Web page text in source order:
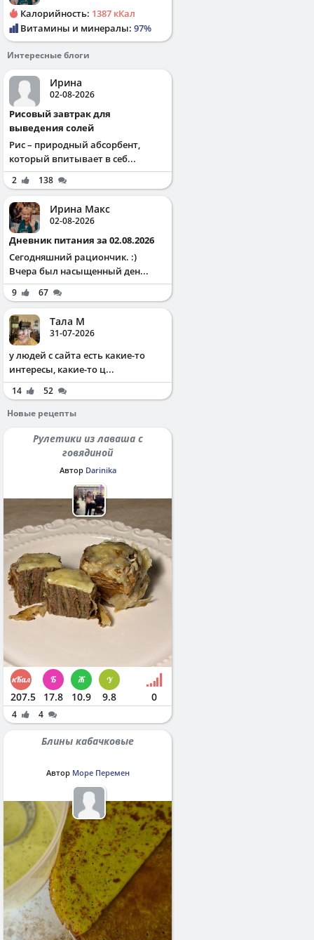
Калорийность: 1387 кКал
Витамины и минералы: 97%
Интересные блоги
Ирина
02-08-2026
Рисовый завтрак для
выведения солей
Рис – природный абсорбент,
который впитывает в себ...
2 138
Ирина Макс
02-08-2026
Дневник питания за 02.08.2026
Сегодняшний рациончик. :)
Вчера был насыщенный ден...
9 67
Тала М
31-07-2026
у людей с сайта есть какие-то
интересы, какие-то ц...
14
52
Новые рецепты
Рулетики из лаваша с
говядиной
Автор Darinika
207.5 17.8 10.9 9.8 0
4 4
Блины кабачковые
Автор Море Перемен